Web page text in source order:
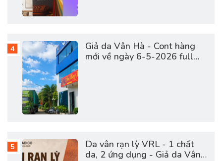
Giả da Vân Hà - Cont hàng
mới về ngày 6-5-2026 full
Da vân rạn lỳ VRL - 1 chất
da, 2 ứng dụng - Giả da Vân